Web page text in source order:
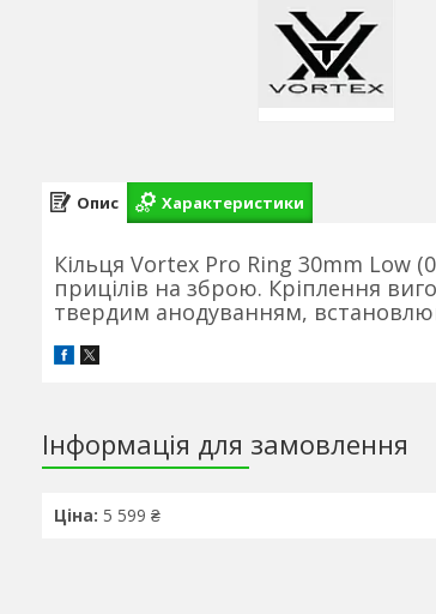
Опис Характеристики
Кільця Vortex Pro Ring 30mm Low
прицілів на зброю. Кріплення
твердим анодуванням,
Інформація для замовлення
Ціна: 5 599 ₴